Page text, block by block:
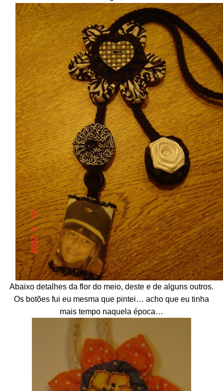
Abaixo detalhes da flor do meio, deste e de alguns outros.
Os botões fui eu mesma que pintei… acho que eu tinha
mais tempo naquela época…